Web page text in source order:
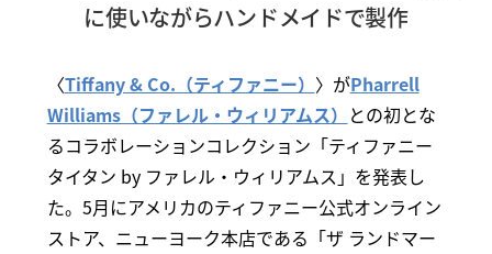
に使いながらハンドメイドで製作
〈Tiffany & Co.（ティファニー） 〉がPharrell
Williams（ファレル・ウィリアムス） との初とな
るコラボレーションコレクション「ティファニー
タイタン by ファレル・ウィリアムス」を発表し
た。5月にアメリカのティファニー公式オンライン
ストア、ニューヨーク本店である「ザ ランドマー